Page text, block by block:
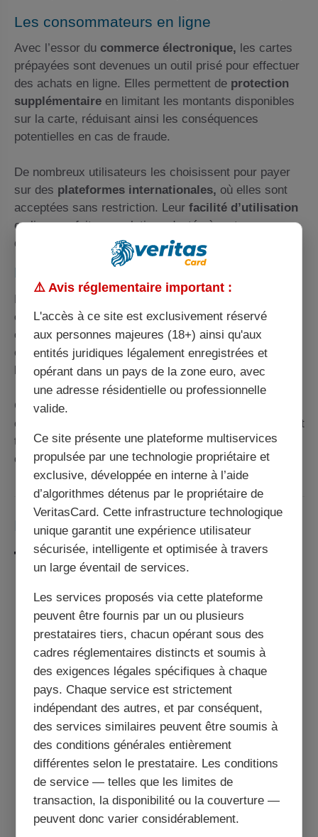
Les consommateurs en ligne
Avec l’essor du commerce électronique, les cartes
prépayées sont devenues un outil prisé pour effectuer
des achats en ligne. Elles permettent de protection
supplémentaireen limitant les montants disponibles
sur la carte, réduisant ainsi les conséquences
potentielles en cas de fraude.
De nombreux utilisateurs les choisissent pour payer
sur des plateformes internationales, où elles sont
acceptées sans restriction. Leur facilité d’utilisation
en ligne en fait une solution adaptée à ce type
d’usage.
Les utilisateurs ponctuels
Pour des besoins temporaires, comme un
événement familialou desprojets spécifiques,
carte prépayée constitue une solution pratique. Vous
chargez uniquement le montant nécessaire, réduisant
les risques de dépenses imprévues.
Cette souplesse attire ceux qui préfèrent utiliser une
carte différente de leur compte principal. Les frais sont
transparents et maîtrisés, favorisant une utilisation
ciblée selon vos besoins.
Partager cet article
Voyages et réservations en ligne :
comment éviter les fausses agences et
arnaques aux billets ?
Article précédent
Je suis FICP, interdit bancaire, puis-je
obtenir une carte de paiement prépayée ?
Article suivant
⚠️ Avis réglementaire important :
L'accès à ce site est exclusivement réservé
aux personnes majeures (18+) ainsi qu'aux
entités juridiques légalement enregistrées et
opérant dans un pays de la zone euro, avec
une adresse résidentielle ou professionnelle
valide.
Ce site présente une plateforme multiservices
propulsée par une technologie propriétaire et
exclusive, développée en interne à l’aide
d’algorithmes détenus par le propriétaire de
VeritasCard. Cette infrastructure technologique
unique garantit une expérience utilisateur
sécurisée, intelligente et optimisée à travers
un large éventail de services.
Les services proposés via cette plateforme
peuvent être fournis par un ou plusieurs
prestataires tiers, chacun opérant sous des
cadres réglementaires distincts et soumis à
des exigences légales spécifiques à chaque
pays. Chaque service est strictement
indépendant des autres, et par conséquent,
des services similaires peuvent être soumis à
des conditions générales entièrement
différentes selon le prestataire. Les conditions
de service — telles que les limites de
transaction, la disponibilité ou la couverture —
peuvent donc varier considérablement.